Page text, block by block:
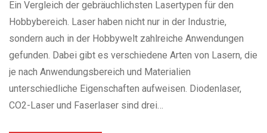
Ein Vergleich der gebräuchlichsten Lasertypen für den
Hobbybereich. Laser haben nicht nur in der Industrie,
sondern auch in der Hobbywelt zahlreiche Anwendungen
gefunden. Dabei gibt es verschiedene Arten von Lasern, die
je nach Anwendungsbereich und Materialien
unterschiedliche Eigenschaften aufweisen. Diodenlaser,
CO2-Laser und Faserlaser sind drei…